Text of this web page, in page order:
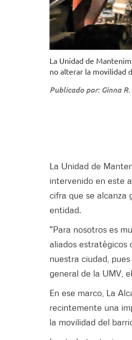
La Unidad de
no alterar la movilidad
Publicado por: Ginna R.
La Unidad de
intervenido en este
cifra que se alcanza
entidad.
"Para nosotros es
aliados estratégicos
nuestra ciudad,
general de la UMV,
En ese marco, La
recintemente una
la movilidad del